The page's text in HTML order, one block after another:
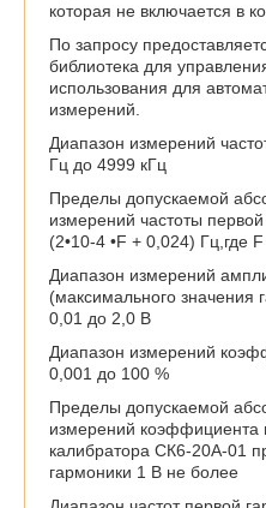
которая не включается в
По запросу
библиотека для
использования для
измерений.
Диапазон измерений
Гц до 4999 кГц
Пределы допускаемой
измерений частоты
(2•10-4 •F + 0,024) Гц,где
Диапазон измерений
(максимального значения
0,01 до 2,0 В
Диапазон измерений
0,001 до 100 %
Пределы допускаемой
измерений коэффициента
калибратора СК6-20А-01
гармоники 1 В не более